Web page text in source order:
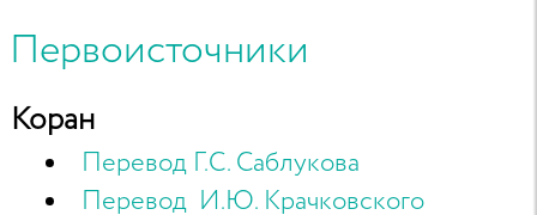
Первоисточники
Коран
Перевод Г.С. Саблукова
Перевод И.Ю. Крачковского